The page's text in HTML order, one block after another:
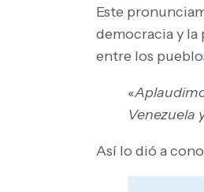
Este
democracia y la
entre los
«
Venezuela
Así lo dió a